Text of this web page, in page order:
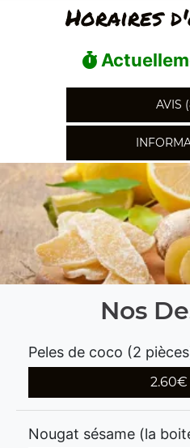
Horaires
AVIS
Nos
Peles de coco (2
2.60€
Nougat sésame (la